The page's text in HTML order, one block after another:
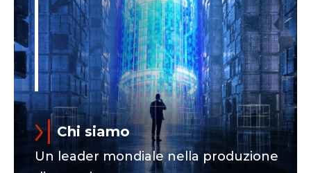
Chi siamo
Un leader mondiale nella produzione